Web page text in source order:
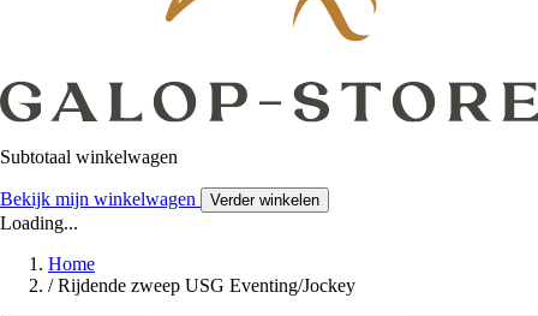
Subtotaal winkelwagen
Bekijk mijn winkelwagen Verder winkelen
Loading...
Home
/ Rijdende zweep USG Eventing/Jockey